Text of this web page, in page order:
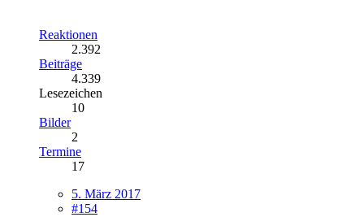
Reaktionen
2.392
Beiträge
4.339
Lesezeichen
10
Bilder
2
Termine
17
5. März 2017
#154